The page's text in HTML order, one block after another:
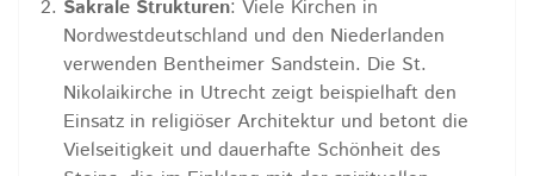
Sakrale Strukturen: Viele Kirchen in
Nordwestdeutschland und den Niederlanden
verwenden Bentheimer Sandstein. Die St.
Nikolaikirche in Utrecht zeigt beispielhaft den
Einsatz in religiöser Architektur und betont die
Vielseitigkeit und dauerhafte Schönheit des